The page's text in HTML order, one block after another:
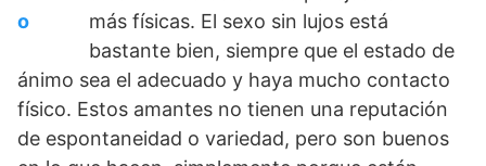
más físicas. El sexo sin lujos está
bastante bien, siempre que el estado de
ánimo sea el adecuado y haya mucho contacto
físico. Estos amantes no tienen una reputación
de espontaneidad o variedad, pero son buenos